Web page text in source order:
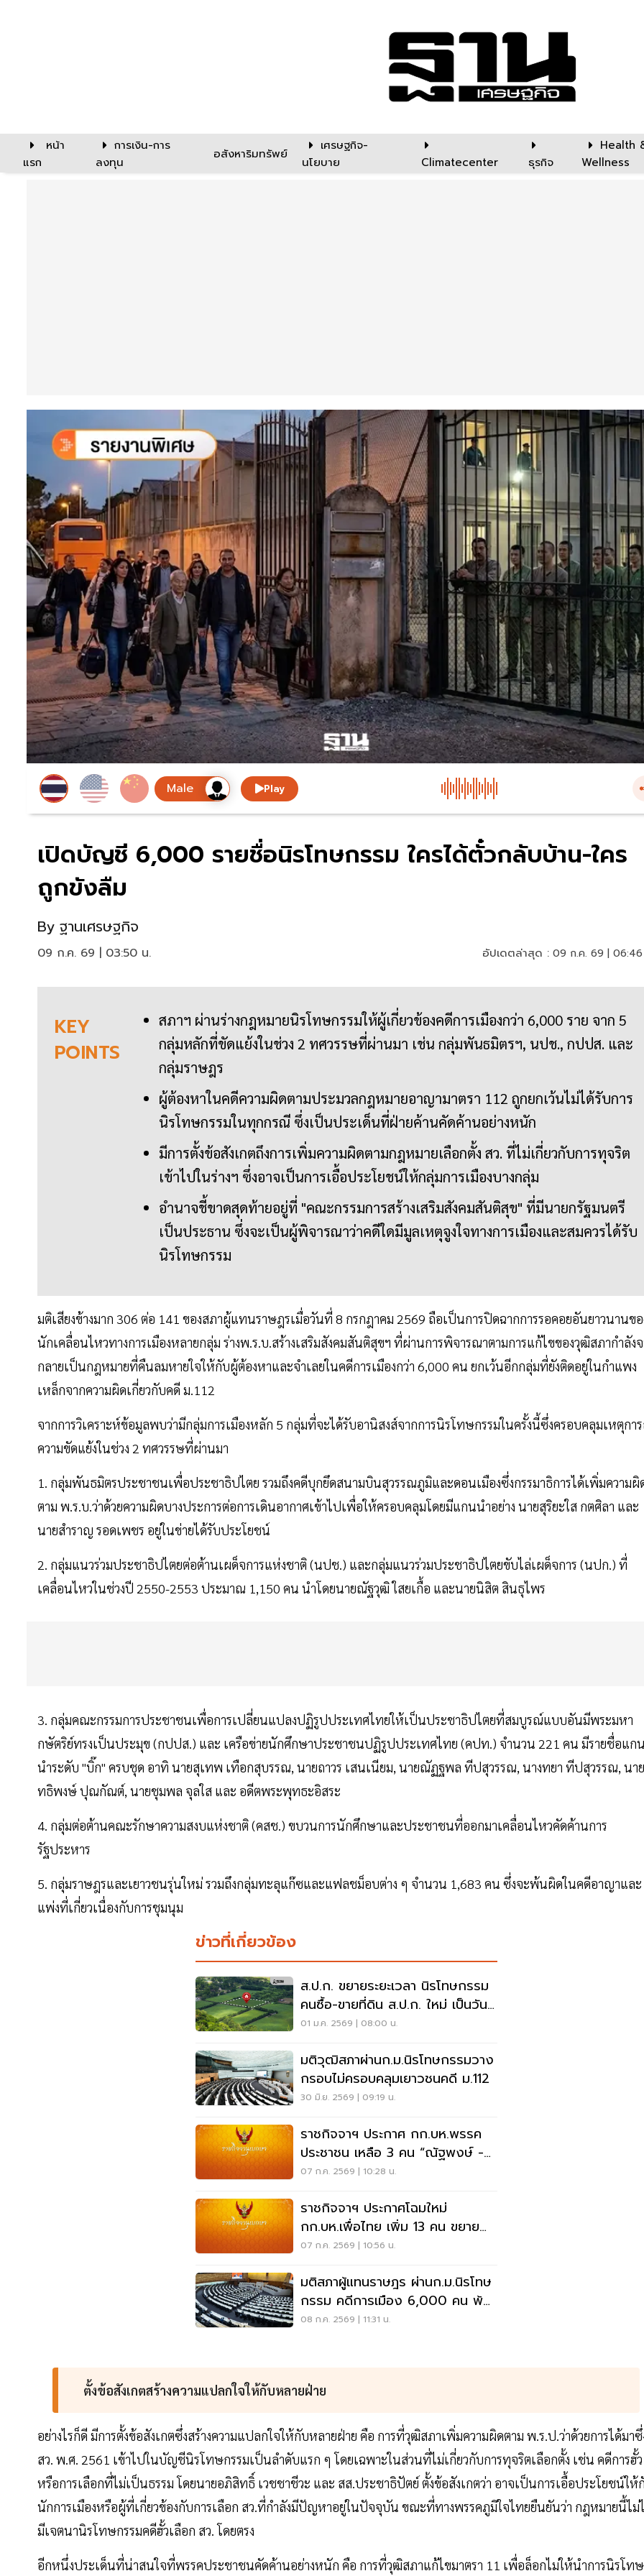
หน้า
แรก
การเงิน-การ
ลงทุน
อสังหาริมทรัพย์
เศรษฐกิจ-
นโยบาย
Climatecenter ธุรกิจ
Health
Wellness
Play
เปิดบัญชี 6,000 รายชื่อนิรโทษกรรม ใครได้ตั๋วกลับบ้าน-ใคร
ถูกขังลืม
By ฐานเศรษฐกิจ
09 ก.ค. 69 | 03:50 น. อัปเดตล่าสุด : 09 ก.ค. 69 |
KEY
POINTS
สภาฯ ผ่านร่างกฎหมายนิรโทษกรรมให้ผู้เกี่ยวข้องคดีการเมืองกว่า 6,000 ราย จาก 5
กลุ่มหลักที่ขัดแย้งในช่วง 2 ทศวรรษที่ผ่านมา เช่น กลุ่มพันธมิตรฯ, นปช., กปปส. และ
กลุ่มราษฎร
ผู้ต้องหาในคดีความผิดตามประมวลกฎหมายอาญามาตรา 112 ถูกยกเว้นไม่ได้รับการ
นิรโทษกรรมในทุกกรณี ซึ่งเป็นประเด็นที่ฝ่ายค้านคัดค้านอย่างหนัก
มีการตั้งข้อสังเกตถึงการเพิ่มความผิดตามกฎหมายเลือกตั้ง สว. ที่ไม่เกี่ยวกับการทุจริต
เข้าไปในร่างฯ ซึ่งอาจเป็นการเอื้อประโยชน์ให้กลุ่มการเมืองบางกลุ่ม
อำนาจชี้ขาดสุดท้ายอยู่ที่ "คณะกรรมการสร้างเสริมสังคมสันติสุข" ที่มีนายกรัฐมนตรี
เป็นประธาน ซึ่งจะเป็นผู้พิจารณาว่าคดีใดมีมูลเหตุจูงใจทางการเมืองและสมควรได้รับ
นิรโทษกรรม
มติเสียงข้างมาก 306 ต่อ 141 ของสภาผู้แทนราษฎรเมื่อวันที่ 8 กรกฎาคม 2569 ถือเป็นการปิดฉากการรอคอยอันยาวนานข
นักเคลื่อนไหวทางการเมืองหลายกลุ่ม ร่างพ.ร.บ.สร้างเสริมสังคมสันติสุขฯ ที่ผ่านการพิจารณาตามการแก้ไขของวุฒิสภากำลัง
กลายเป็นกฎหมายที่คืนลมหายใจให้กับผู้ต้องหาและจำเลยในคดีการเมืองกว่า 6,000 คน ยกเว้นอีกกลุ่มที่ยังติดอยู่ในกำแพง
เหล็กจากความผิดเกี่ยวกับคดี ม.112
จากการวิเคราะห์ข้อมูลพบว่ามีกลุ่มการเมืองหลัก 5 กลุ่มที่จะได้รับอานิสงส์จากการนิรโทษกรรมในครั้งนี้ซึ่งครอบคลุมเหตุกา
ความขัดแย้งในช่วง 2 ทศวรรษที่ผ่านมา
1. กลุ่มพันธมิตรประชาชนเพื่อประชาธิปไตย รวมถึงคดีบุกยึดสนามบินสุวรรณภูมิและดอนเมืองซึ่งกรรมาธิการได้เพิ่มความผิ
ตาม พ.ร.บ.ว่าด้วยความผิดบางประการต่อการเดินอากาศเข้าไปเพื่อให้ครอบคลุมโดยมีแกนนำอย่าง นายสุริยะใส กตศิลา และ
นายสำราญ รอดเพชร อยู่ในข่ายได้รับประโยชน์
2. กลุ่มแนวร่วมประชาธิปไตยต่อต้านเผด็จการแห่งชาติ (นปช.) และกลุ่มแนวร่วมประชาธิปไตยขับไล่เผด็จการ (นปก.) ที่
เคลื่อนไหวในช่วงปี 2550-2553 ประมาณ 1,150 คน นำโดยนายณัฐวุฒิ ใสยเกื้อ และนายนิสิต สินธุไพร
3. กลุ่มคณะกรรมการประชาชนเพื่อการเปลี่ยนแปลงปฏิรูปประเทศไทยให้เป็นประชาธิปไตยที่สมบูรณ์แบบอันมีพระมหา
กษัตริย์ทรงเป็นประมุข (กปปส.) และ เครือข่ายนักศึกษาประชาชนปฏิรูปประเทศไทย (คปท.) จำนวน 221 คน มีรายชื่อแก
นำระดับ "บิ๊ก" ครบชุด อาทิ นายสุเทพ เทือกสุบรรณ, นายถาวร เสนเนียม, นายณัฏฐพล ทีปสุวรรณ, นางทยา ทีปสุวรรณ, นา
ทธิพงษ์ ปุณกัณต์, นายชุมพล จุลใส และ อดีตพระพุทธะอิสระ
4. กลุ่มต่อต้านคณะรักษาความสงบแห่งชาติ (คสช.) ขบวนการนักศึกษาและประชาชนที่ออกมาเคลื่อนไหวคัดค้านการ
รัฐประหาร
5. กลุ่มราษฎรและเยาวชนรุ่นใหม่ รวมถึงกลุ่มทะลุแก๊ซและแฟลชม็อบต่าง ๆ จำนวน 1,683 คน ซึ่งจะพ้นผิดในคดีอาญาและ
แพ่งที่เกี่ยวเนื่องกับการชุมนุม
ข่าวที่เกี่ยวข้อง
ส.ป.ก. ขยายระยะเวลา นิรโทษกรรม
คนซื้อ-ขายที่ดิน ส.ป.ก. ใหม่ เป็นวันที่
9 ธ.ค.70
01 ม.ค. 2569 | 08:00 น.
มติวุฒิสภาผ่านก.ม.นิรโทษกรรมวาง
กรอบไม่ครอบคลุมเยาวชนคดี ม.112
30 มิ.ย. 2569 | 09:19 น.
ราชกิจจาฯ ประกาศ กก.บห.พรรค
ประชาชน เหลือ 3 คน “ณัฐพงษ์ -
ณัฐวุฒิ - ชุติมา”
07 ก.ค. 2569 | 10:28 น.
ราชกิจจาฯ ประกาศโฉมใหม่
กก.บห.เพื่อไทย เพิ่ม 13 คน ขยาย
เป็น 29 คน
07 ก.ค. 2569 | 10:56 น.
มติสภาผู้แทนราษฎร ผ่านก.ม.นิรโทษ
กรรม คดีการเมือง 6,000 คน พ้น
ผิด
08 ก.ค. 2569 | 11:31 น.
ตั้งข้อสังเกตสร้างความแปลกใจให้กับหลายฝ่าย
อย่างไรก็ดี มีการตั้งข้อสังเกตซึ่งสร้างความแปลกใจให้กับหลายฝ่าย คือ การที่วุฒิสภาเพิ่มความผิดตาม พ.ร.ป.ว่าด้วยการได้มาซึ่
สว. พ.ศ. 2561 เข้าไปในบัญชีนิรโทษกรรมเป็นลำดับแรก ๆ โดยเฉพาะในส่วนที่ไม่เกี่ยวกับการทุจริตเลือกตั้ง เช่น คดีการฮั้ว
หรือการเลือกที่ไม่เป็นธรรม โดยนายอภิสิทธิ์ เวชชาชีวะ และ สส.ประชาธิปัตย์ ตั้งข้อสังเกตว่า อาจเป็นการเอื้อประโยชน์ให้
นักการเมืองหรือผู้ที่เกี่ยวข้องกับการเลือก สว.ที่กำลังมีปัญหาอยู่ในปัจจุบัน ขณะที่ทางพรรคภูมิใจไทยยืนยันว่า กฎหมายนี้ไม่
มีเจตนานิรโทษกรรมคดีฮั้วเลือก สว. โดยตรง
อีกหนึ่งประเด็นที่น่าสนใจที่พรรคประชาชนคัดค้านอย่างหนัก คือ การที่วุฒิสภาแก้ไขมาตรา 11 เพื่อล็อกไม่ให้นำการนิรโทษ